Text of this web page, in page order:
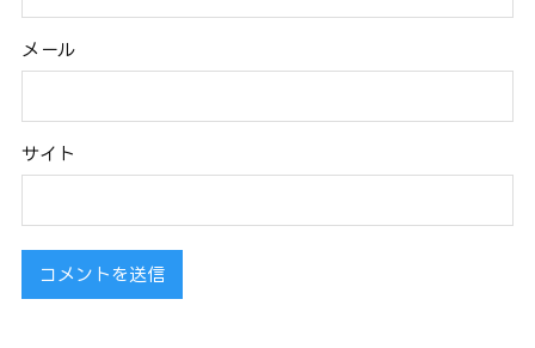
メール
サイト